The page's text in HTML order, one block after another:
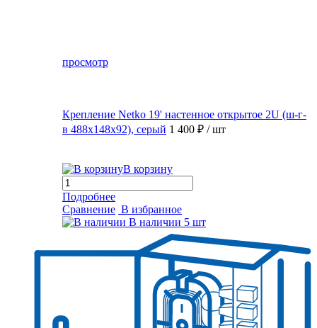
просмотр
Крепление Netko 19' настенное открытое 2U (ш-г-
в 488х148х92), серый 1 400 ₽ / шт
В корзину
Подробнее
Сравнение В избранное
В наличии 5 шт